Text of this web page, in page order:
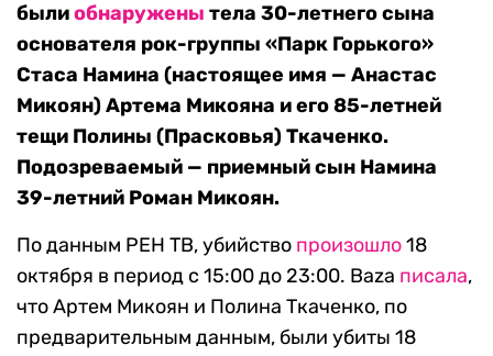
былиобнаружены тела 30-летнего сына
основателя рок-группы «Парк Горького»
Стаса Намина (настоящее имя — Анастас
Микоян) Артема Микояна и его 85-летней
тещи Полины (Прасковья) Ткаченко.
Подозреваемый — приемный сын Намина
39-летний Роман Микоян.
По данным РЕН ТВ, убийство произошло18
октября в период с 15:00 до 23:00. Baza писала,
что Артем Микоян и Полина Ткаченко, по
предварительным данным, были убиты 18